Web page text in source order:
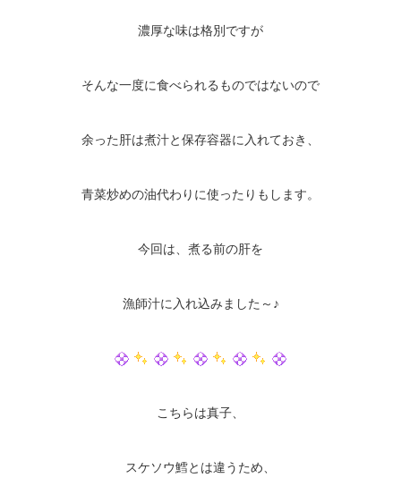
濃厚な味は格別ですが
そんな一度に食べられるものではないので
余った肝は煮汁と保存容器に入れておき、
青菜炒めの油代わりに使ったりもします。
今回は、煮る前の肝を
漁師汁に入れ込みました～♪
こちらは真子、
スケソウ鱈とは違うため、